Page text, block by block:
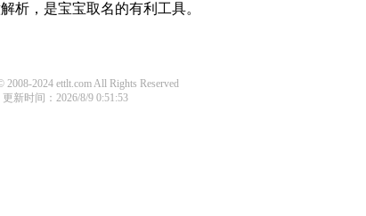
析，是宝宝取名的有利工具。
2008-2024 ettlt.com All Rights Reserved
更新时间：2026/8/9 0:51:53